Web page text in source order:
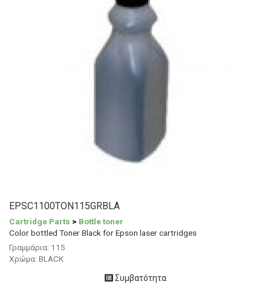
EPSC1100TON115GRBLA
Cartridge Parts > Bottle toner
Color bottled Toner Black for Epson laser cartridges
Γραμμάρια: 115
Χρώμα: BLACK
Συμβατότητα